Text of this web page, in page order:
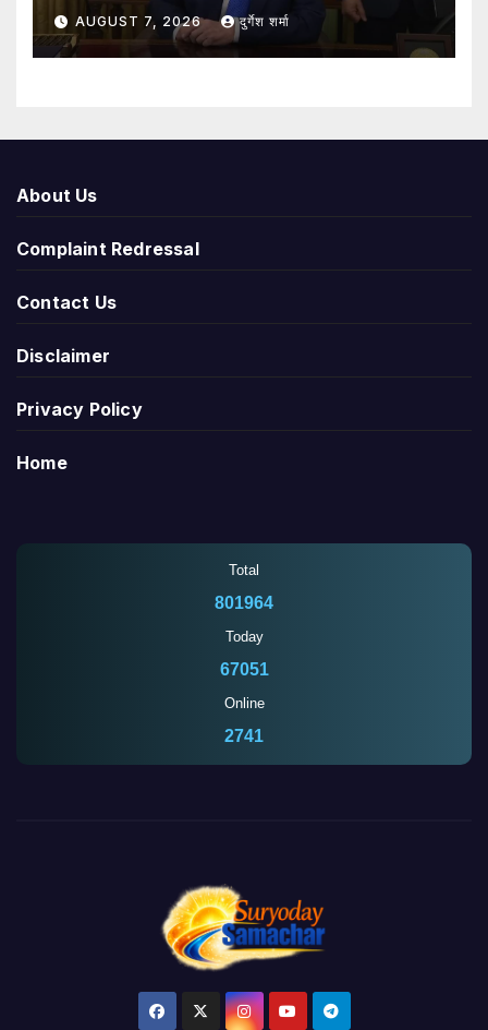
AUGUST 7, 2026 दुर्गेश शर्मा
About Us
Complaint Redressal
Contact Us
Disclaimer
Privacy Policy
Home
Total
801964
Today
67051
Online
2741